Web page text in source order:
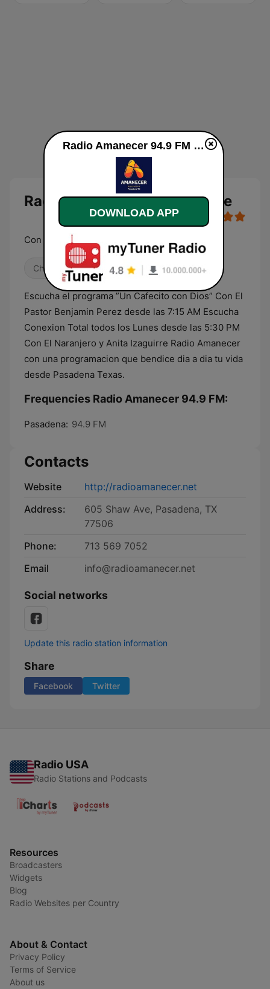
Radio Amanecer 94.9 FM live
Con una programacion de bendicion
Christian Gospel
Escucha el programa ”Un Cafecito con Dios” Con El
Pastor Benjamin Perez desde las 7:15 AM Escucha
Conexion Total todos los Lunes desde las 5:30 PM
Con El Naranjero y Anita Izaguirre Radio Amanecer
con una programacion que bendice dia a dia tu vida
desde Pasadena Texas.
Frequencies Radio Amanecer 94.9 FM:
Pasadena: 94.9 FM
Contacts
Website
http://radioamanecer.net
Address:
605 Shaw Ave, Pasadena, TX
77506
Phone:
713 569 7052
Email
info@radioamanecer.net
Social networks
Update this radio station information
Share
Facebook Twitter
Radio USA
Radio Stations and Podcasts
Resources
Broadcasters
Widgets
Blog
Radio Websites per Country
About & Contact
Privacy Policy
Terms of Service
About us
Radio Amanecer 94.9 FM live
DOWNLOAD APP